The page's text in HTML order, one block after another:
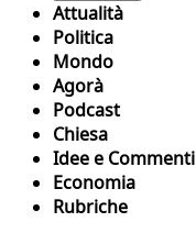
Attualità
Politica
Mondo
Agorà
Podcast
Chiesa
Idee e Commenti
Economia
Rubriche